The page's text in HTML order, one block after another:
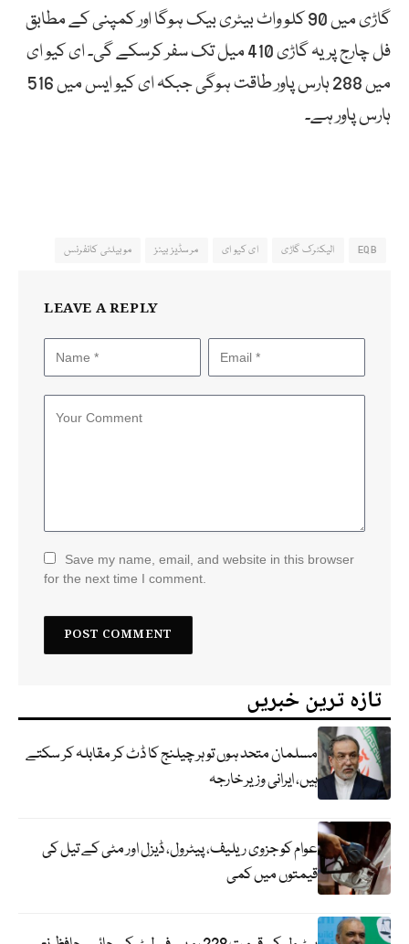
گاڑی میں 90 کلو واٹ بیٹری بیک ہوگا اور کمپنی کے مطابق
فل چارج پر یہ گاڑی 410 میل تک سفر کرسکے گی۔ ای کیو ای
میں 288 ہارس پاور طاقت ہوگی جبکہ ای کیو ایس میں 516
ہارس پاور ہے۔
EQB الیکٹرک گاڑی ای کیو ای مرسڈیز بینز موبیلٹی کانفرنس
LEAVE A REPLY
Save my name, email, and website in this browser
for the next time I comment.
تازہ ترین خبریں
مسلمان متحد ہوں تو ہر چیلنج کا ڈٹ کر مقابلہ کر سکتے
ہیں، ایرانی وزیر خارجہ
عوام کو جزوی ریلیف، پیٹرول، ڈیزل اور مٹی کے تیل کی
قیمتوں میں کمی